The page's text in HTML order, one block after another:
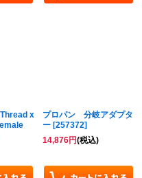
x
プロパン 分岐アダプタ
ー [257372]
14,876円(税込)